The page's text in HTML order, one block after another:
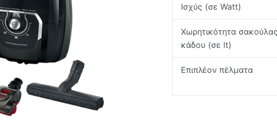
Ισχύς (σε Watt)
Χωρητικότητα
κάδου (σε lt)
Επιπλέον πέλματα